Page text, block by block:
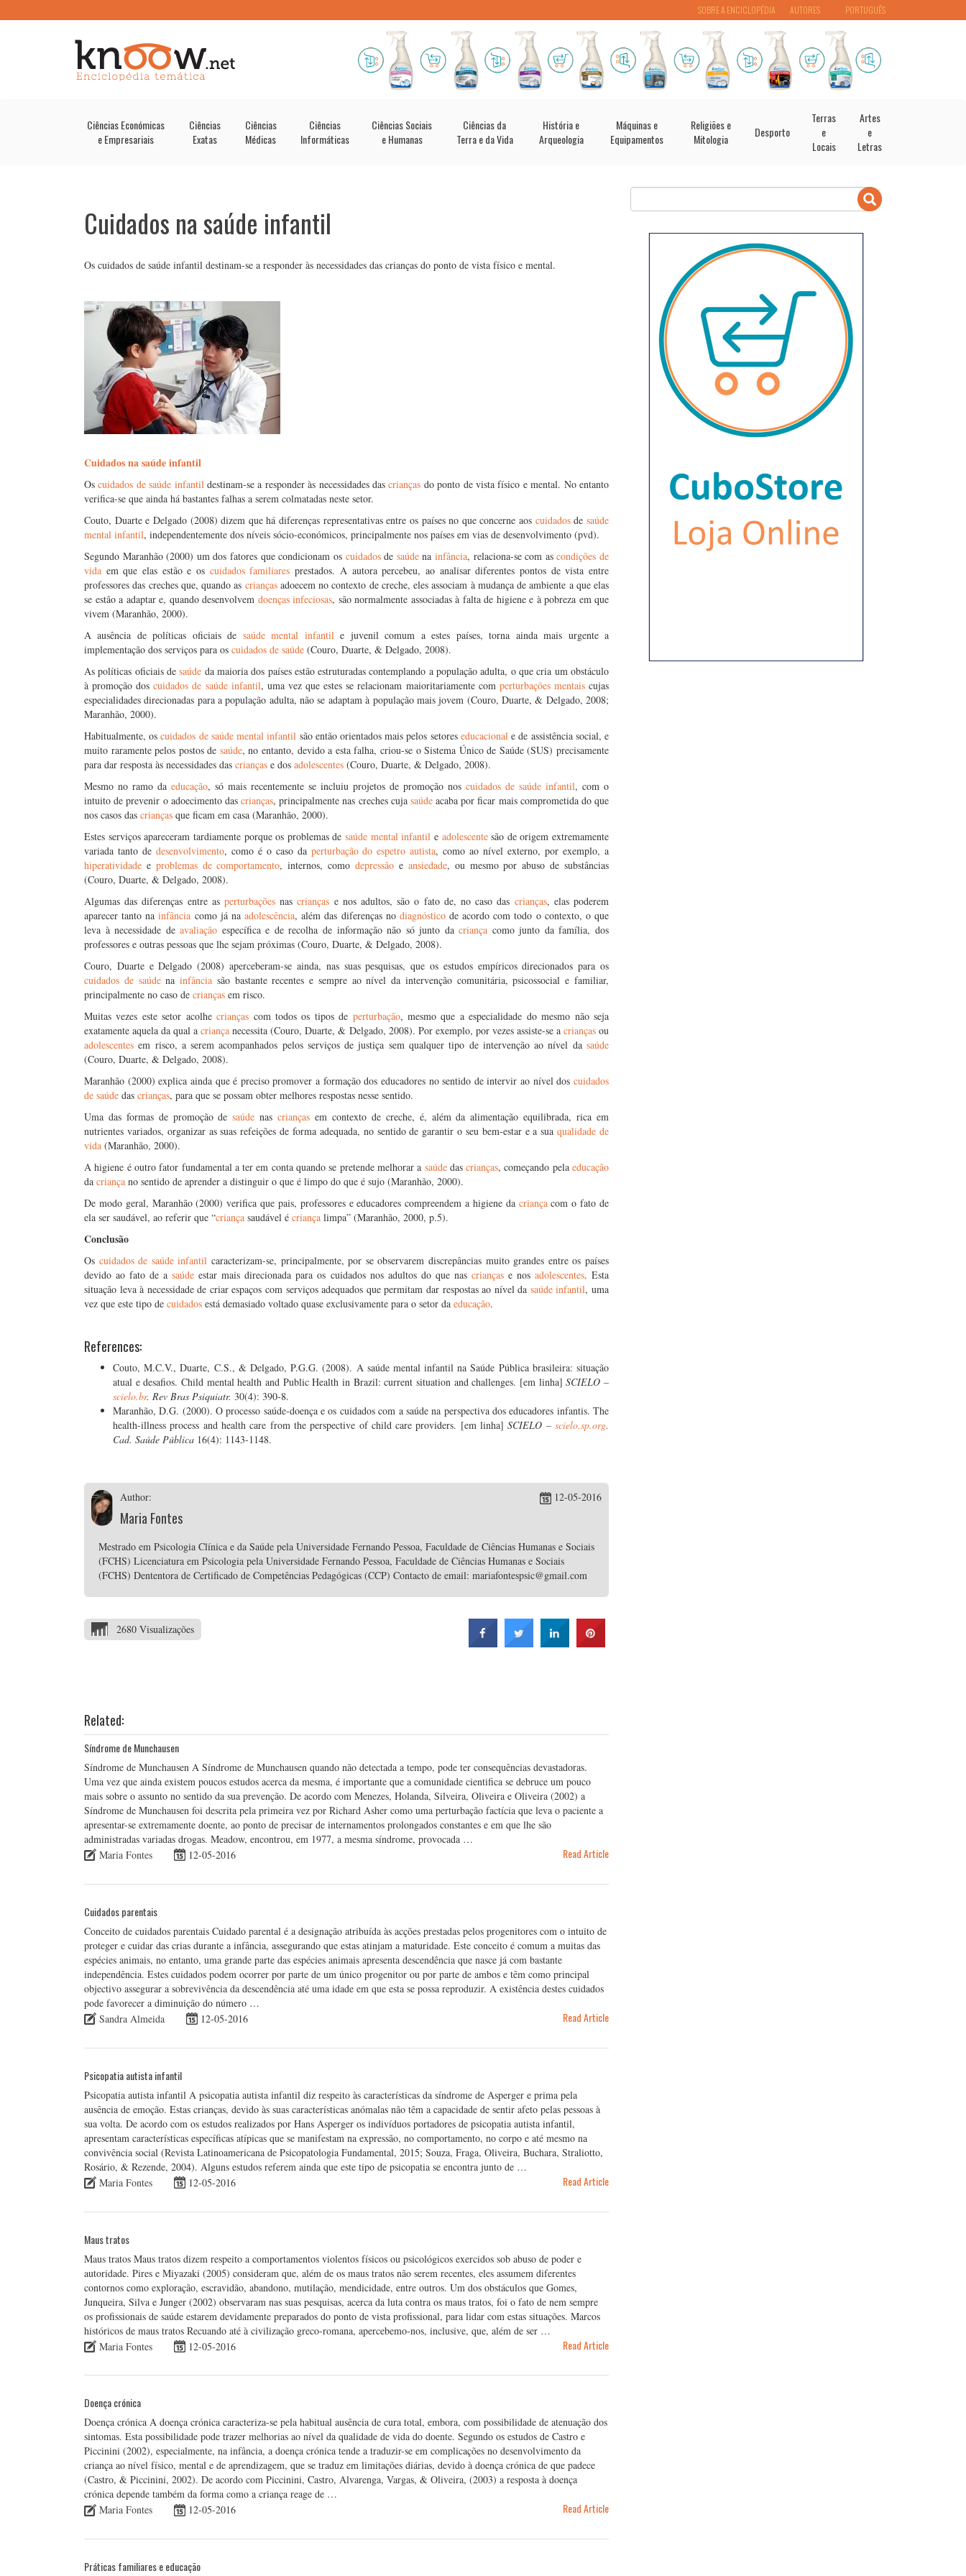
PORTUGUÊS
SOBRE A ENCICLOPÉDIA AUTORES
Ciências Económicas
e Empresariais
Ciências
Exatas
Ciências
Médicas
Ciências
Informáticas
Ciências Sociais
e Humanas
Ciências da
Terra e da Vida
História e
Arqueologia
Máquinas e
Equipamentos
Religiões e
Mitologia
Desporto
Terras
e
Locais
Artes
e
Letras
Cuidados na saúde infantil
Os cuidados de saúde infantil destinam-se a responder às necessidades das crianças do ponto de vista físico e mental.
Cuidados na saúdeinfantil
Oscuidados de saúde infantildestinam-se a responder às necessidades dascrianças do ponto de vista físico e mental. No entanto
verifica-se que ainda há bastantes falhas a serem colmatadas neste setor.
Couto, Duarte e Delgado (2008) dizem que há diferenças representativas entre os países no que concerne aos cuidadosdesaúde
mental infantil, independentemente dos níveis sócio-económicos, principalmente nos países em vias de desenvolvimento (pvd).
Segundo Maranhão (2000) um dos fatores que condicionam os cuidadosde saúdena infância, relaciona-se com ascondições de
vida em que elas estão e os cuidados familiares prestados. A autora percebeu, ao analisar diferentes pontos de vista entre
professores das creches que, quando as criançasadoecem no contexto de creche, eles associam à mudança de ambiente a que elas
se estão a adaptar e, quando desenvolvem doenças infeciosas, são normalmente associadas à falta de higiene e à pobreza em que
vivem (Maranhão, 2000).
A ausência de políticas oficiais de saúde mental infantile juvenil comum a estes países, torna ainda mais urgente a
implementação dos serviços para os cuidados de saúde (Couro, Duarte, & Delgado, 2008).
As políticas oficiais desaúde da maioria dos países estão estruturadas contemplando a população adulta, o que cria um obstáculo
à promoção doscuidados de saúde infantil, uma vez que estes se relacionam maioritariamente com perturbações mentaiscujas
especialidades direcionadas para a população adulta, não se adaptam à população mais jovem (Couro, Duarte, & Delgado, 2008;
Maranhão, 2000).
Habitualmente, oscuidados de saúde mental infantil são então orientados mais pelos setores educacionale de assistência social, e
muito raramente pelos postos de saúde, no entanto, devido a esta falha, criou-se o Sistema Único de Saúde (SUS) precisamente
para dar resposta às necessidades das crianças e dos adolescentes (Couro, Duarte, & Delgado, 2008).
Mesmo no ramo da educação, só mais recentemente se incluiu projetos de promoção nos cuidados de saúde infantil, com o
intuito de prevenir o adoecimento das crianças, principalmente nas creches cuja saúdeacaba por ficar mais comprometida do que
nos casos das crianças que ficam em casa (Maranhão, 2000).
Estes serviços apareceram tardiamente porque os problemas de saúde mental infantil e adolescentesão de origem extremamente
variada tanto de desenvolvimento, como é o caso da perturbação do espetro autista, como ao nível externo, por exemplo, a
hiperatividade e problemas de comportamento, internos, comodepressão e ansiedade, ou mesmo por abuso de substâncias
(Couro, Duarte, & Delgado, 2008).
Algumas das diferenças entre as perturbações nascrianças e nos adultos, são o fato de, no caso das crianças, elas poderem
aparecer tanto nainfância como já naadolescência, além das diferenças no diagnósticode acordo com todo o contexto, o que
leva à necessidade deavaliação específica e de recolha de informação não só junto dacriança como junto da família, dos
professores e outras pessoas que lhe sejam próximas (Couro, Duarte, & Delgado, 2008).
Couro, Duarte e Delgado (2008) aperceberam-se ainda, nas suas pesquisas, que os estudos empíricos direcionados para os
cuidados de saúdenainfância são bastante recentes e sempre ao nível da intervenção comunitária, psicossocial e familiar,
principalmente no caso de crianças em risco.
Muitas vezes este setor acolhecrianças com todos os tipos de perturbação, mesmo que a especialidade do mesmo não seja
exatamente aquela da qual acriança necessita (Couro, Duarte, & Delgado, 2008). Por exemplo, por vezes assiste-se a criançasou
adolescentes em risco, a serem acompanhados pelos serviços de justiça sem qualquer tipo de intervenção ao nível da saúde
(Couro, Duarte, & Delgado, 2008).
Maranhão (2000) explica ainda que é preciso promover a formação dos educadores no sentido de intervir ao nível dos cuidados
de saúde das crianças, para que se possam obter melhores respostas nesse sentido.
Uma das formas de promoção desaúde nascrianças em contexto de creche, é, além da alimentação equilibrada, rica em
nutrientes variados, organizar as suas refeições de forma adequada, no sentido de garantir o seu bem-estar e a suaqualidade de
vida (Maranhão, 2000).
A higiene é outro fator fundamental a ter em conta quando se pretende melhorar a saúdedascrianças, começando pelaeducação
da criança no sentido de aprender a distinguir o que é limpo do que é sujo (Maranhão, 2000).
De modo geral, Maranhão (2000) verifica que pais, professores e educadores compreendem a higiene da criançacom o fato de
ela ser saudável, ao referir que “criança saudável é criança limpa” (Maranhão, 2000, p.5).
Conclusão
Os cuidados de saúde infantil caracterizam-se, principalmente, por se observarem discrepâncias muito grandes entre os países
devido ao fato de asaúde estar mais direcionada para os cuidados nos adultos do que nas criançase nos adolescentes. Esta
situação leva à necessidade de criar espaços com serviços adequados que permitam dar respostas ao nível da saúde infantil, uma
vez que este tipo de cuidados está demasiado voltado quase exclusivamente para o setor da educação.
References:
Couto, M.C.V., Duarte, C.S., & Delgado, P.G.G. (2008). A saúde mental infantil na Saúde Pública brasileira: situação
atual e desafios. Child mental health and Public Health in Brazil: current situation and challenges. [em linha]SCIELO –
scielo.br. Rev Bras Psiquiatr. 30(4): 390-8.
Maranhão, D.G. (2000). O processo saúde-doença e os cuidados com a saúde na perspectiva dos educadores infantis. The
health-illness process and health care from the perspective of child care providers. [em linha]SCIELO – scielo.sp.org.
Cad. Saúde Pública 16(4): 1143-1148.
Author:
Maria Fontes
12-05-2016
Mestrado em Psicologia Clínica e da Saúde pela Universidade Fernando Pessoa, Faculdade de Ciências Humanas e Sociais
(FCHS) Licenciatura em Psicologia pela Universidade Fernando Pessoa, Faculdade de Ciências Humanas e Sociais
(FCHS) Dententora de Certificado de Competências Pedagógicas (CCP) Contacto de email: mariafontespsic@gmail.com
2680 Visualizações
Related:
Síndrome de Munchausen
Síndrome de Munchausen A Síndrome de Munchausen quando não detectada a tempo, pode ter consequências devastadoras.
Uma vez que ainda existem poucos estudos acerca da mesma, é importante que a comunidade cientifica se debruce um pouco
mais sobre o assunto no sentido da sua prevenção. De acordo com Menezes, Holanda, Silveira, Oliveira e Oliveira (2002) a
Síndrome de Munchausen foi descrita pela primeira vez por Richard Asher como uma perturbação factícia que leva o paciente a
apresentar-se extremamente doente, ao ponto de precisar de internamentos prolongados constantes e em que lhe são
administradas variadas drogas. Meadow, encontrou, em 1977, a mesma síndrome, provocada …
Maria Fontes
12-05-2016 Read Article
Cuidados parentais
Conceito de cuidados parentais Cuidado parental é a designação atribuída às acções prestadas pelos progenitores com o intuito de
proteger e cuidar das crias durante a infância, assegurando que estas atinjam a maturidade. Este conceito é comum a muitas das
espécies animais, no entanto, uma grande parte das espécies animais apresenta descendência que nasce já com bastante
independência. Estes cuidados podem ocorrer por parte de um único progenitor ou por parte de ambos e têm como principal
objectivo assegurar a sobrevivência da descendência até uma idade em que esta se possa reproduzir. A existência destes cuidados
pode favorecer a diminuição do número …
Sandra Almeida
12-05-2016 Read Article
Psicopatia autista infantil
Psicopatia autista infantil A psicopatia autista infantil diz respeito às características da síndrome de Asperger e prima pela
ausência de emoção. Estas crianças, devido às suas características anómalas não têm a capacidade de sentir afeto pelas pessoas à
sua volta. De acordo com os estudos realizados por Hans Asperger os indivíduos portadores de psicopatia autista infantil,
apresentam características específicas atípicas que se manifestam na expressão, no comportamento, no corpo e até mesmo na
convivência social (Revista Latinoamericana de Psicopatologia Fundamental, 2015; Souza, Fraga, Oliveira, Buchara, Straliotto,
Rosário, & Rezende, 2004). Alguns estudos referem ainda que este tipo de psicopatia se encontra junto de …
Maria Fontes
12-05-2016 Read Article
Maus tratos
Maus tratos Maus tratos dizem respeito a comportamentos violentos físicos ou psicológicos exercidos sob abuso de poder e
autoridade. Pires e Miyazaki (2005) consideram que, além de os maus tratos não serem recentes, eles assumem diferentes
contornos como exploração, escravidão, abandono, mutilação, mendicidade, entre outros. Um dos obstáculos que Gomes,
Junqueira, Silva e Junger (2002) observaram nas suas pesquisas, acerca da luta contra os maus tratos, foi o fato de nem sempre
os profissionais de saúde estarem devidamente preparados do ponto de vista profissional, para lidar com estas situações. Marcos
históricos de maus tratos Recuando até à civilização greco-romana, apercebemo-nos, inclusive, que, além de ser …
Maria Fontes
12-05-2016 Read Article
Doença crónica
Doença crónica A doença crónica caracteriza-se pela habitual ausência de cura total, embora, com possibilidade de atenuação dos
sintomas. Esta possibilidade pode trazer melhorias ao nível da qualidade de vida do doente. Segundo os estudos de Castro e
Piccinini (2002), especialmente, na infância, a doença crónica tende a traduzir-se em complicações no desenvolvimento da
criança ao nível físico, mental e de aprendizagem, que se traduz em limitações diárias, devido à doença crónica de que padece
(Castro, & Piccinini, 2002). De acordo com Piccinini, Castro, Alvarenga, Vargas, & Oliveira, (2003) a resposta à doença
crónica depende também da forma como a criança reage de …
Maria Fontes
12-05-2016 Read Article
Práticas familiares e educação